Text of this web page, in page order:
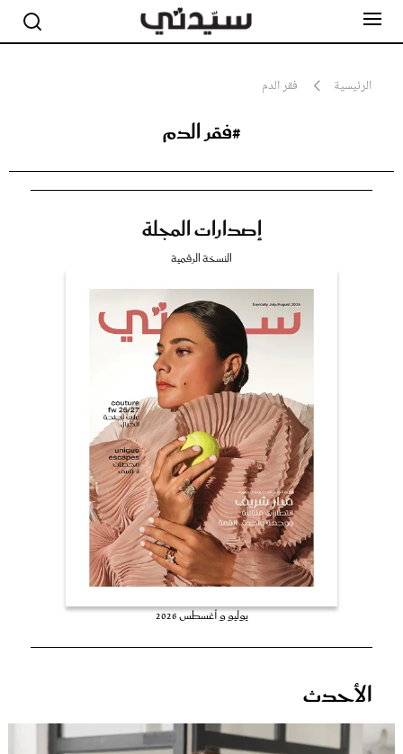
الرئيسية فقر الدم
#فقر الدم
إصدارات المجلة
النسخة الرقمية
يوليو و أغسطس 2026
الأحدث
جمال
صحة ورشاقة
عروس سيدتي
غلاف رفمي